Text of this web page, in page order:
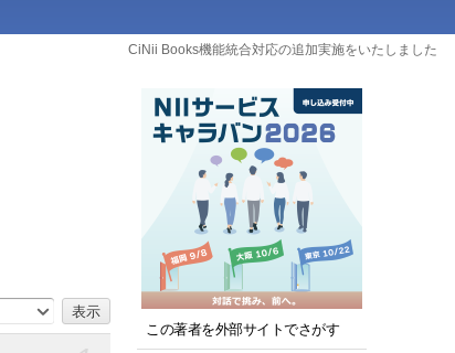
CiNii Books機能統合対応の追加実施をいたしました
この著者を外部サイトでさがす